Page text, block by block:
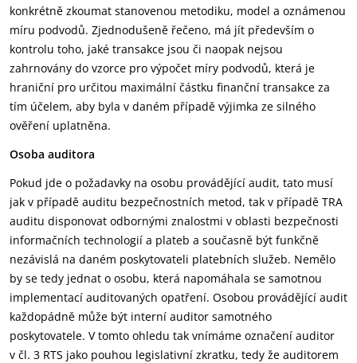
konkrétně zkoumat stanovenou metodiku, model a oznámenou
míru podvodů. Zjednodušeně řečeno, má jít především o
kontrolu toho, jaké transakce jsou či naopak nejsou
zahrnovány do vzorce pro výpočet míry podvodů, která je
hraniční pro určitou maximální částku finanční transakce za
tím účelem, aby byla v daném případě výjimka ze silného
ověření uplatněna.
Osoba auditora
Pokud jde o požadavky na osobu provádějící audit, tato musí
jak v případě auditu bezpečnostních metod, tak v případě TRA
auditu disponovat odbornými znalostmi v oblasti bezpečnosti
informačních technologií a plateb a současně být funkčně
nezávislá na daném poskytovateli platebních služeb. Nemělo
by se tedy jednat o osobu, která napomáhala se samotnou
implementací auditovaných opatření. Osobou provádějící audit
každopádně může být interní auditor samotného
poskytovatele. V tomto ohledu tak vnímáme označení auditor
v čl. 3 RTS jako pouhou legislativní zkratku, tedy že auditorem